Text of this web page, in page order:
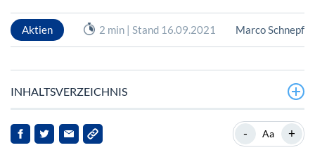
Aktien 2 min | Stand 16.09.2021 Marco Schnepf
INHALTSVERZEICHNIS
Kroger: der Gigant
- Aa +